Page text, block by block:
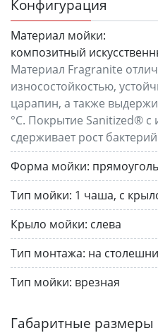
Конфигурация
Материал мойки:
композитный
Материал Fragranite
износостойкостью,
царапин, а также
°C. Покрытие Sanitized®
сдерживает рост
Форма мойки:
Тип мойки: 1 чаша, с
Крыло мойки: слева
Тип монтажа: на
Тип мойки: врезная
Габаритные размеры